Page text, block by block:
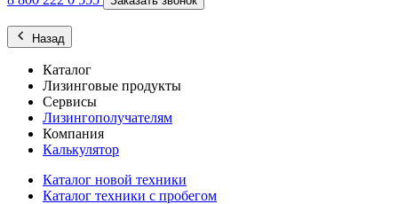
Назад
Каталог
Лизинговые продукты
Сервисы
Лизингополучателям
Компания
Калькулятор
Каталог новой техники
Каталог техники с пробегом